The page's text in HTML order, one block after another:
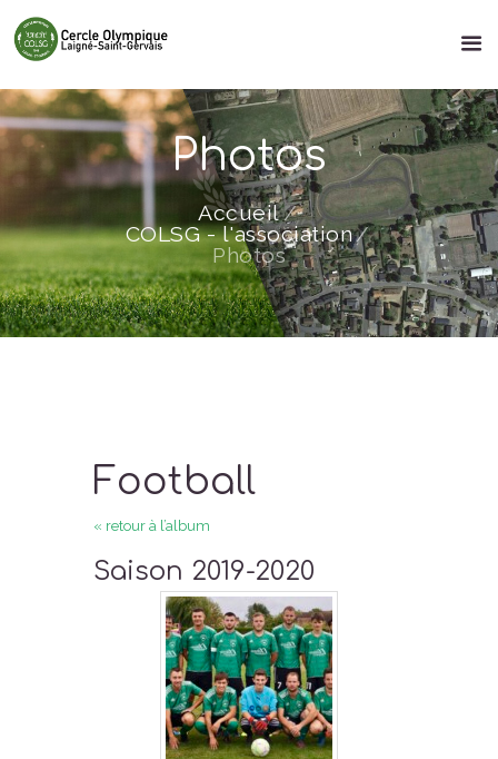
Photos
Accueil
COLSG - l'association
Photos
Football
« retour à l’album
Saison 2019-2020